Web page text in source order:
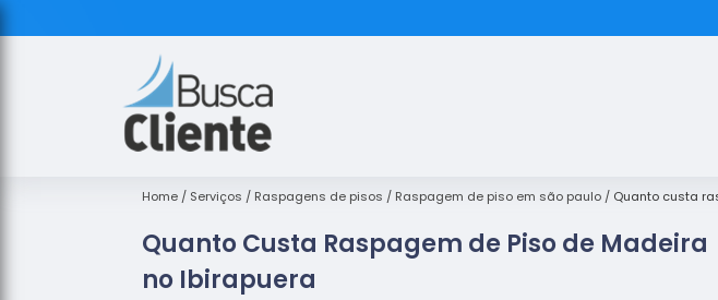
Home Serviços Raspagens de pisos Raspagem de piso em são paulo Quanto custa
Quanto Custa Raspagem de Piso de Madeira
no Ibirapuera